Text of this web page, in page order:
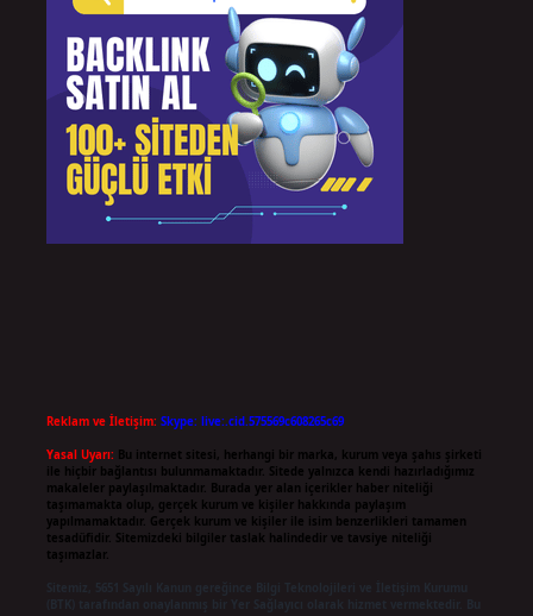
Reklam ve İletişim: Skype: live:.cid.575569c608265c69
Yasal Uyarı: Bu internet sitesi, herhangi bir marka, kurum veya şahıs şirketi
ile hiçbir bağlantısı bulunmamaktadır. Sitede yalnızca kendi hazırladığımız
makaleler paylaşılmaktadır. Burada yer alan içerikler haber niteliği
taşımamakta olup, gerçek kurum ve kişiler hakkında paylaşım
yapılmamaktadır. Gerçek kurum ve kişiler ile isim benzerlikleri tamamen
tesadüfidir. Sitemizdeki bilgiler taslak halindedir ve tavsiye niteliği
taşımazlar.
Sitemiz, 5651 Sayılı Kanun gereğince Bilgi Teknolojileri ve İletişim Kurumu
(BTK) tarafından onaylanmış bir Yer Sağlayıcı olarak hizmet vermektedir. Bu